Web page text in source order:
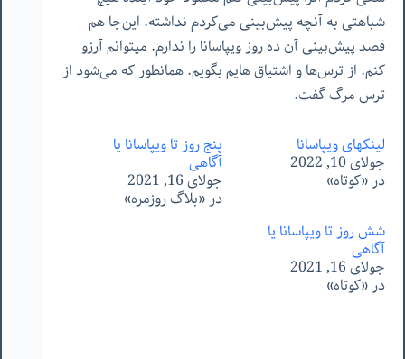
شباهتیبهآنچهپیش‌بینیمی‌کردمنداشته. این‌جاهم
قصدپیش‌بینیآندهروزویپاسانارا ندارم. میتوانمآرزو
کنم. ازترس‌هاواشتیاقهایمبگویم.همانطورکهمی‌شوداز
ترسمرگگفت.
لینکهای ویپاسانا
جولای 10, 2022
در «کوتاه»
پنج روز تا ویپاسانا یا
آگاهی
جولای 16, 2021
در «بلاگ روزمره»
شش روز تا ویپاسانا یا
آگاهی
جولای 16, 2021
در «کوتاه»